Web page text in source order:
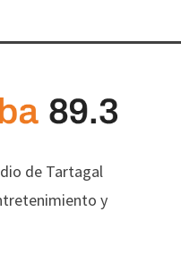
de Tartagal
y